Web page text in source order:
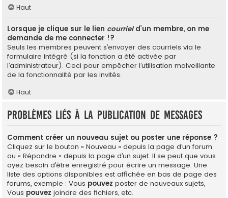
Haut
Lorsque je clique sur le lien courrield’un membre, on me
demande de me connecter !?
Seuls les membres peuvent s’envoyer des courriels via le
formulaire intégré (si la fonction a été activée par
l’administrateur). Ceci pour empêcher l’utilisation malveillante
de la fonctionnalité par les invités.
Haut
Problèmes liés à la publication de messages
Comment créer un nouveau sujet ou poster une réponse ?
Cliquez sur le bouton « Nouveau » depuis la page d’un forum
ou « Répondre » depuis la page d’un sujet. Il se peut que vous
ayez besoin d’être enregistré pour écrire un message. Une
liste des options disponibles est affichée en bas de page des
forums, exemple : Vous pouvez poster de nouveaux sujets,
Vous pouvez joindre des fichiers, etc.